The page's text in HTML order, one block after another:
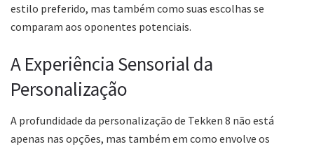
estilo preferido, mas também como suas escolhas se
comparam aos oponentes potenciais.
A Experiência Sensorial da
Personalização
A profundidade da personalização de Tekken 8 não está
apenas nas opções, mas também em como envolve os